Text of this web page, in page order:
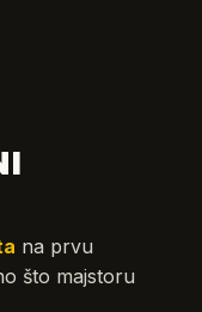
na prvu
što majstoru